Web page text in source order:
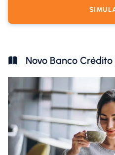
Novo Banco Crédito